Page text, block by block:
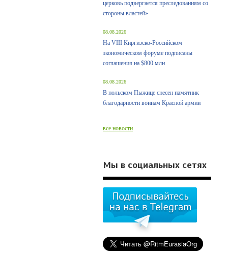
церковь подвергается преследованиям со
стороны властей»
08.08.2026
На VIII Киргизско-Российском
экономическом форуме подписаны
соглашения на $800 млн
08.08.2026
В польском Пыжице снесен памятник
благодарности воинам Красной армии
все новости
Мы в социальных сетях